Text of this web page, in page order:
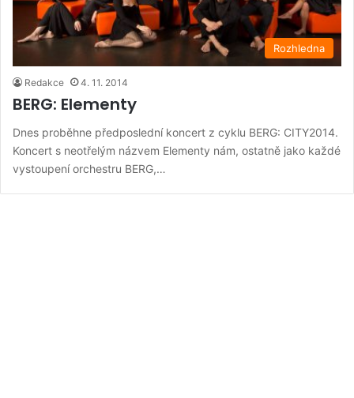
Rozhledna
Redakce 4. 11. 2014
BERG: Elementy
Dnes proběhne předposlední koncert z cyklu BERG: CITY2014.
Koncert s neotřelým názvem Elementy nám, ostatně jako každé
vystoupení orchestru BERG,…